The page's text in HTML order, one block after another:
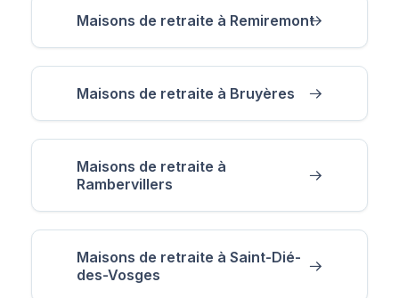
Maisons de retraite à Remiremont
Maisons de retraite à Bruyères
Maisons de retraite à
Rambervillers
Maisons de retraite à Saint-Dié-
des-Vosges